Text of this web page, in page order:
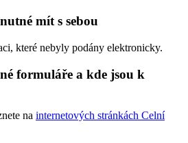
mít s sebou
které nebyly podány elektronicky.
formuláře a kde jsou k
na internetových stránkách Celní